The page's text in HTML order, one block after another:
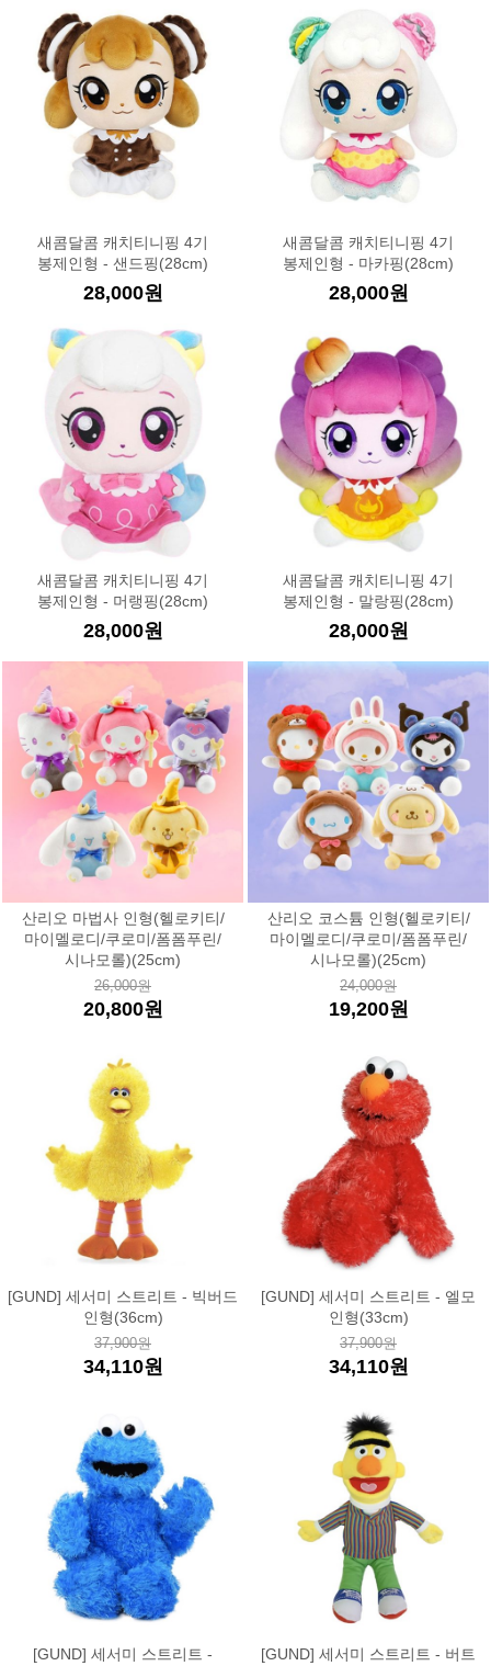
새콤달콤 캐치티니핑 4기
봉제인형 - 샌드핑(28cm)
28,000원
새콤달콤 캐치티니핑 4기
봉제인형 - 마카핑(28cm)
28,000원
새콤달콤 캐치티니핑 4기
봉제인형 - 머랭핑(28cm)
28,000원
새콤달콤 캐치티니핑 4기
봉제인형 - 말랑핑(28cm)
28,000원
산리오 마법사 인형(헬로키티/
마이멜로디/쿠로미/폼폼푸린/
시나모롤)(25cm)
26,000원
20,800원
산리오 코스튬 인형(헬로키티/
마이멜로디/쿠로미/폼폼푸린/
시나모롤)(25cm)
24,000원
19,200원
[GUND] 세서미 스트리트 - 빅버드
인형(36cm)
37,900원
34,110원
[GUND] 세서미 스트리트 - 엘모
인형(33cm)
37,900원
34,110원
[GUND] 세서미 스트리트 - [GUND] 세서미 스트리트 - 버트